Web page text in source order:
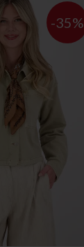
-35%